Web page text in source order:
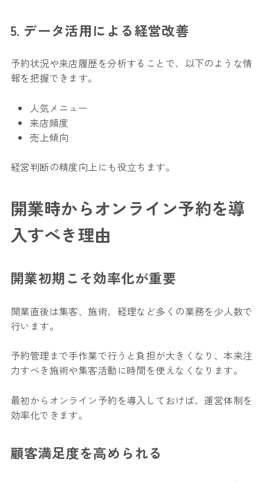
5. データ活用による経営改善
予約状況や来店履歴を分析することで、以下のような情
報を把握できます。
人気メニュー
来店頻度
売上傾向
経営判断の精度向上にも役立ちます。
開業時からオンライン予約を導
入すべき理由
開業初期こそ効率化が重要
開業直後は集客、施術、経理など多くの業務を少人数で
行います。
予約管理まで手作業で行うと負担が大きくなり、本来注
力すべき施術や集客活動に時間を使えなくなります。
最初からオンライン予約を導入しておけば、運営体制を
効率化できます。
顧客満足度を高められる